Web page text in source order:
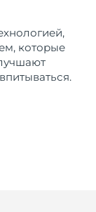
которые